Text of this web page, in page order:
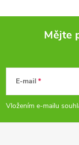
v
i
s
u
p
a
Mějte
E-mail
Vložením e-mailu